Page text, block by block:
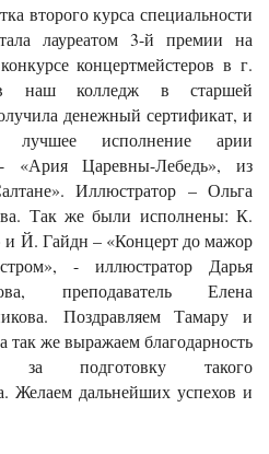
второго курса специальности
лауреатом 3-й премии на
концертмейстеров в г.
наш колледж в старшей
денежный сертификат, и
лучшее исполнение арии
«Ария Царевны-Лебедь», из
Иллюстратор – Ольга
Так же были исполнены: К.
Й. Гайдн – «Концерт до мажор
- иллюстратор Дарья
преподаватель Елена
Поздравляем Тамару и
так же выражаем благодарность
за подготовку такого
Желаем дальнейших успехов и